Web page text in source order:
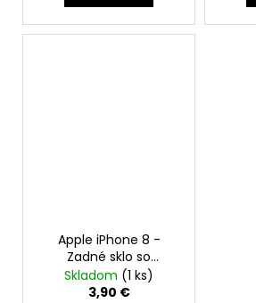
Apple iPhone 8 -
Zadné sklo so
zväčšeným otvorom
na kameru +
Skladom (1 ks)
3,90 €